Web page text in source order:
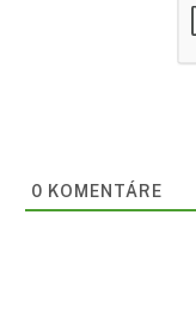
0 KOMENTÁRE